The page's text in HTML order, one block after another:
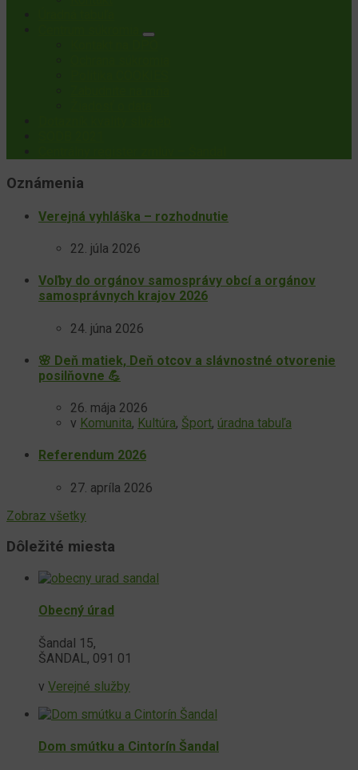
Oznámenia
Verejná vyhláška – rozhodnutie
22. júla 2026
Voľby do orgánov samosprávy obcí a orgánov
samosprávnych krajov 2026
24. júna 2026
🌸 Deň matiek, Deň otcov a slávnostné otvorenie
posilňovne 💪
26. mája 2026
v Komunita, Kultúra, Šport, úradna tabuľa
Referendum 2026
27. apríla 2026
Zobraz všetky
Dôležité miesta
Obecný úrad
Šandal 15,
ŠANDAL, 091 01
v Verejné služby
Dom smútku a Cintorín Šandal